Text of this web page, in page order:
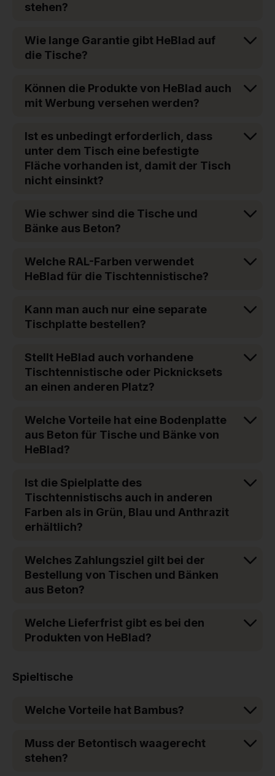
stehen?
Wie lange Garantie gibt HeBlad auf
die Tische?
Können die Produkte von HeBlad auch
mit Werbung versehen werden?
Ist es unbedingt erforderlich, dass
unter dem Tisch eine befestigte
Fläche vorhanden ist, damit der Tisch
nicht einsinkt?
Wie schwer sind die Tische und
Bänke aus Beton?
Welche RAL-Farben verwendet
HeBlad für die Tischtennistische?
Kann man auch nur eine separate
Tischplatte bestellen?
Stellt HeBlad auch vorhandene
Tischtennistische oder Picknicksets
an einen anderen Platz?
Welche Vorteile hat eine Bodenplatte
aus Beton für Tische und Bänke von
HeBlad?
Ist die Spielplatte des
Tischtennistischs auch in anderen
Farben als in Grün, Blau und Anthrazit
erhältlich?
Welches Zahlungsziel gilt bei der
Bestellung von Tischen und Bänken
aus Beton?
Welche Lieferfrist gibt es bei den
Produkten von HeBlad?
Spieltische
Welche Vorteile hat Bambus?
Muss der Betontisch waagerecht
stehen?